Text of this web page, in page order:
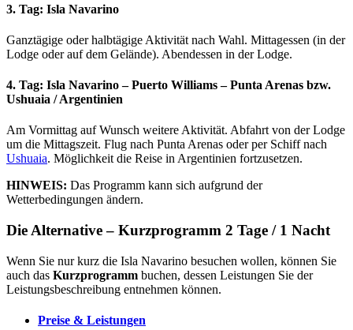
3. Tag: Isla Navarino
Ganztägige oder halbtägige Aktivität nach Wahl. Mittagessen (in der
Lodge oder auf dem Gelände). Abendessen in der Lodge.
4. Tag: Isla Navarino – Puerto Williams – Punta Arenas bzw.
Ushuaia / Argentinien
Am Vormittag auf Wunsch weitere Aktivität. Abfahrt von der Lodge
um die Mittagszeit. Flug nach Punta Arenas oder per Schiff nach
Ushuaia. Möglichkeit die Reise in Argentinien fortzusetzen.
HINWEIS: Das Programm kann sich aufgrund der
Wetterbedingungen ändern.
Die Alternative – Kurzprogramm 2 Tage / 1 Nacht
Wenn Sie nur kurz die Isla Navarino besuchen wollen, können Sie
auch das Kurzprogramm buchen, dessen Leistungen Sie der
Leistungsbeschreibung entnehmen können.
Preise & Leistungen